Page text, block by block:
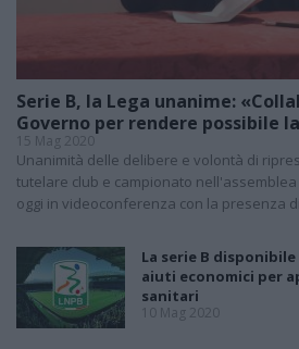
Serie B, la Lega unanime:
Governo per rendere possibile
15 Mag 2020
Unanimità delle delibere e volontà di
tutelare club e campionato nell'assemblea
oggi in videoconferenza con la presenza
La serie B
aiuti economici per
sanitari
10 Mag 2020